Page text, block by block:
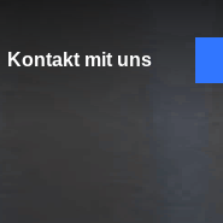
Kontakt mit uns